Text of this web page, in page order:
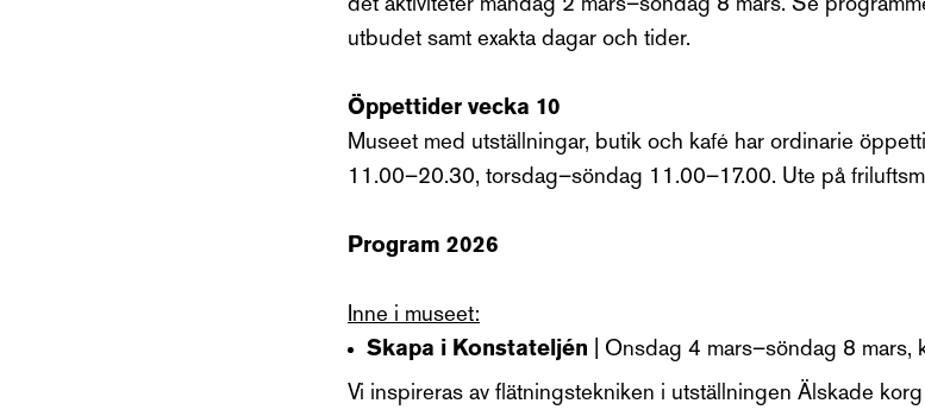
det aktiviteter måndag 2 mars–söndag 8 mars. Se
utbudet samt exakta dagar och tider.
Öppettider vecka 10
Museet med utställningar, butik och kafé har ordinarie
11.00–20.30, torsdag–söndag 11.00–17.00. Ute på
Program 2026
Inne i museet:
Skapa i Konstateljén | Onsdag 4 mars–söndag 8
Vi inspireras av flätningstekniken i utställningen Älskade